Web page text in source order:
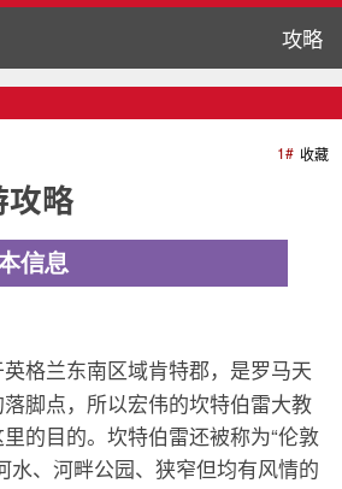
攻略
收藏
1#
略
信息
格兰东南区域肯特郡，是罗马天
脚点，所以宏伟的坎特伯雷大教
的目的。坎特伯雷还被称为“伦敦
水、河畔公园、狭窄但均有风情的